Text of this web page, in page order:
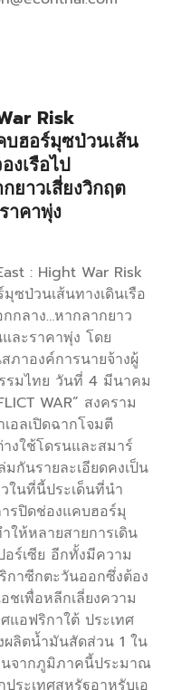
Risk
ฮอร์มุซป่วนเส้น
งเรือไป
ยาวเสี่ยงวิกฤต
าคาพุ่ง
: Hight War Risk
ซป่วนเส้นทางเดินเรือ
กลาง…หากลากยาว
ละราคาพุ่ง โดย
ภาองค์การนายจ้างผู้
รมไทย วันที่ 4 มีนาคม
WAR” สงคราม
อลเปิดฉากโจมตี
งใช้โดรนและสมาร์
กันรายละเอียดคงเป็น
ในที่นี้ประเด็นที่นำ
รปิดช่องแคบฮอร์มุ
ให้หลายสายการเดิน
อร์เซีย อีกทั้งมีความ
กาซีกตะวันออกซึ่งต้อง
ชเพื่อหลีกเลี่ยงความ
แอฟริกาใต้ ประเทศ
ผลิตน้ำมันสัดส่วน 1 ใน
นจากภูมิภาคนี้ประมาณ